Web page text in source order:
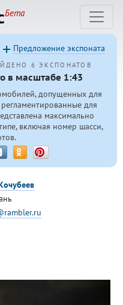
Бета
6 ЭКСПОНАТОВ
в масштабе 1:43
допущенных для
для
максимально
включая номер шасси,
Предложение экспоната